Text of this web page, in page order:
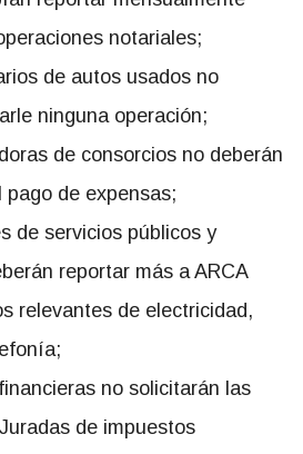
notariales;
de autos usados no
ninguna operación;
de consorcios no deberán
pago de expensas;
de servicios públicos y
reportar más a ARCA
relevantes de electricidad,
no solicitarán las
de impuestos